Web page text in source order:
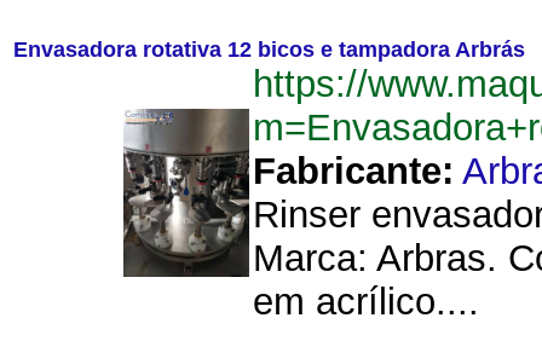
Envasadora rotativa 12 bicos e tampadora Arbrás
https://
Fabricante:
Rinser
Marca: Arbras.
em acrílico....